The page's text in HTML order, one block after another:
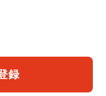
録